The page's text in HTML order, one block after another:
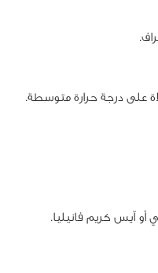
على درجة حرارة متوسطة.
أو آيس كريم فانيليا.